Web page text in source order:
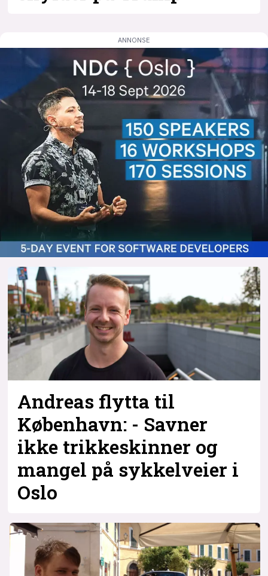
Andreas flytta til
København: - Savner
ikke trikkeskinner og
mangel på sykkelveier i
Oslo
mørk modus
nyhetsbrev
kode24-klubben
LinkedIn
Bluesky
Facebook
annonsepriser
annonseguide
suksesshistorier
Bli firmapartner